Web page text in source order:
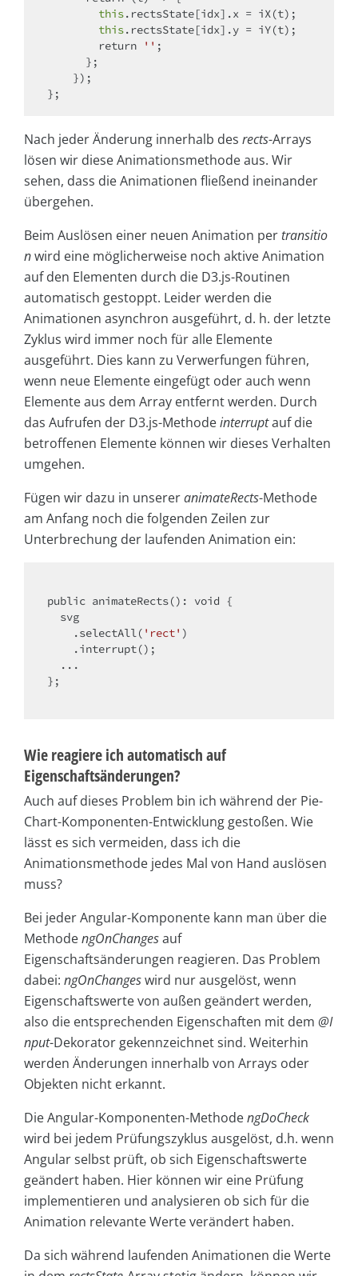
this.rectsState[idx].x = iX(t);
this.rectsState[idx].y = iY(t);
return
'' ;
Nach jeder Änderung innerhalb des rects-Arrays
lösen wir diese Animationsmethode aus. Wir
sehen, dass die Animationen fließend ineinander
übergehen.
Beim Auslösen einer neuen Animation pertransitio
nwird eine möglicherweise noch aktive Animation
auf den Elementen durch die D3.js-Routinen
automatisch gestoppt. Leider werden die
Animationen asynchron ausgeführt, d. h. der letzte
Zyklus wird immer noch für alle Elemente
ausgeführt. Dies kann zu Verwerfungen führen,
wenn neue Elemente eingefügt oder auch wenn
Elemente aus dem Array entfernt werden. Durch
das Aufrufen der D3.js-Methodeinterruptauf die
betroffenen Elemente können wir dieses Verhalten
umgehen.
Fügen wir dazu in unsereranimateRects-Methode
am Anfang noch die folgenden Zeilen zur
Unterbrechung der laufenden Animation ein:
public animateRects(): void {
    .selectAll(
'rect' )
};
Wie reagiere ich automatisch auf
Eigenschaftsänderungen?
Auch auf dieses Problem bin ich während der Pie-
Chart-Komponenten-Entwicklung gestoßen. Wie
lässt es sich vermeiden, dass ich die
Animationsmethode jedes Mal von Hand auslösen
muss?
Bei jeder Angular-Komponente kann man über die
MethodengOnChangesauf
Eigenschaftsänderungen reagieren. Das Problem
dabei: ngOnChangeswird nur ausgelöst, wenn
Eigenschaftswerte von außen geändert werden,
also die entsprechenden Eigenschaften mit dem @I
nput-Dekorator gekennzeichnet sind. Weiterhin
werden Änderungen innerhalb von Arrays oder
Objekten nicht erkannt.
Die Angular-Komponenten-MethodengDoCheck
wird bei jedem Prüfungszyklus ausgelöst, d.h. wenn
Angular selbst prüft, ob sich Eigenschaftswerte
geändert haben. Hier können wir eine Prüfung
implementieren und analysieren ob sich für die
Animation relevante Werte verändert haben.
Da sich während laufenden Animationen die Werte